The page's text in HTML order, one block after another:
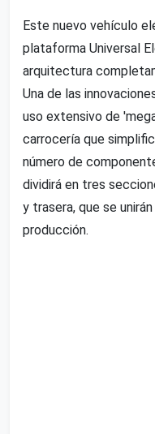
Este nuevo vehículo
plataforma Universal
arquitectura
Una de las
uso extensivo de
carrocería que
número de
dividirá en tres
y trasera, que se
producción.